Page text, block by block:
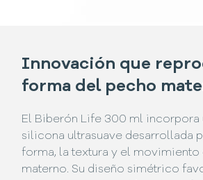
Innovación que
forma del pecho
El Biberón Life 300 ml incorpora
silicona ultrasuave desarrollada
forma, la textura y el movimiento
materno. Su diseño simétrico